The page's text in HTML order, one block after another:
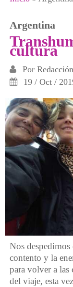
Argentina
cultura
Por Redacción
19 / Oct /
Nos
contento y la
para volver a
del viaje, esta